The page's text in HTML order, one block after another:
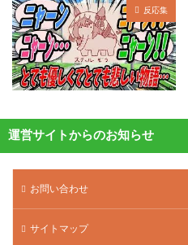
反応集
運営サイトからのお知らせ
お問い合わせ
サイトマップ